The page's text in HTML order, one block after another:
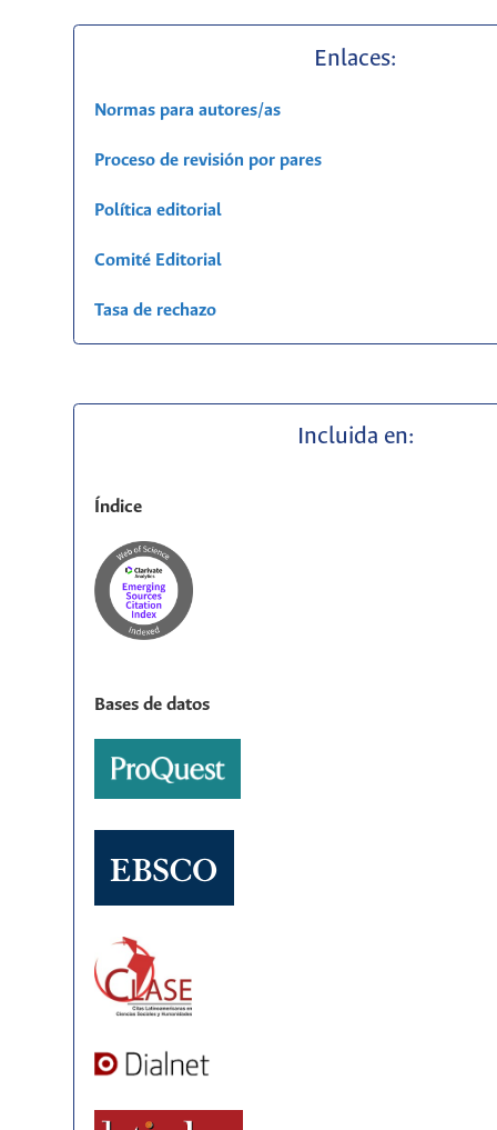
Enlaces:
Normas para autores/as
Proceso de revisión por pares
Política editorial
Comité Editorial
Tasa de rechazo
Incluida en:
Índice
Bases de datos